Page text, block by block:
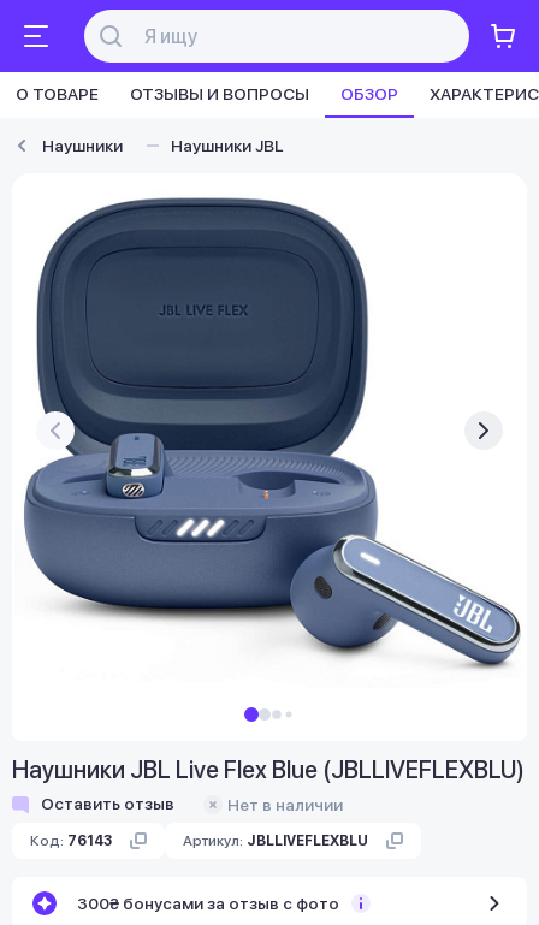
О ТОВАРЕ ОТЗЫВЫ И ВОПРОСЫ ОБЗОР
Наушники Наушники JBL
Наушники JBL Live Flex Blue (JBLLIVEFLEXBLU)
Оставить отзыв Нет в наличии
Код: 76143 Артикул: JBLLIVEFLEXBLU
300₴ бонусами за отзыв с фото